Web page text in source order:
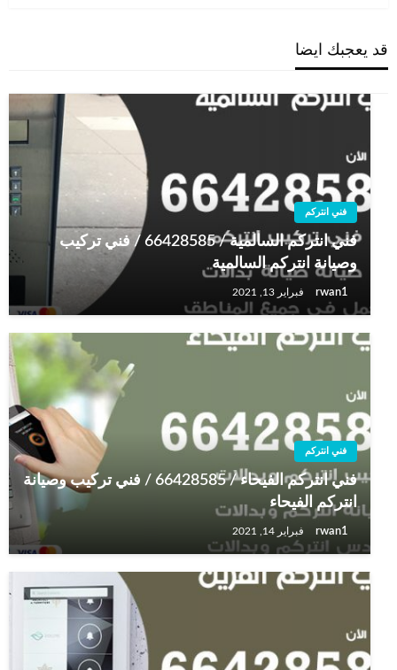
قد يعجبك ايضا
فني انتركم
فني انتركم السالمية / 66428585 / فني تركيب
وصيانة انتركم السالمية
rwan1 فبراير 13, 2021
فني انتركم
فني انتركم الفيحاء / 66428585 / فني تركيب وصيانة
انتركم الفيحاء
rwan1 فبراير 14, 2021